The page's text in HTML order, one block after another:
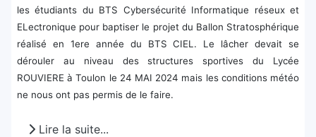
les étudiants du BTS Cybersécurité Informatique réseux et
ELectronique pour baptiser le projet du Ballon Stratosphérique
réalisé en 1ere année du BTS CIEL. Le lâcher devait se
dérouler au niveau des structures sportives du Lycée
ROUVIERE à Toulon le 24 MAI 2024 mais les conditions météo
ne nous ont pas permis de le faire.
Lire la suite...